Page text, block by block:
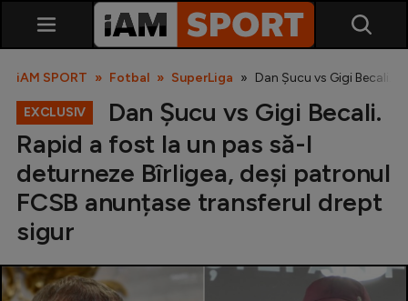
Liga 2
iAM SPORT Fotbal SuperLiga Dan Șucu vs Gigi Becali.
EXCLUSIV
Dan Șucu vs Gigi Becali.
Rapid a fost la un pas să-l
deturneze Bîrligea, deși patronul
FCSB anunțase transferul drept
sigur